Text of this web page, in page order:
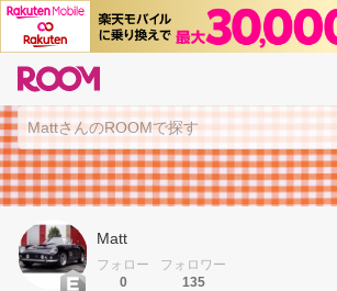
Matt
フォロー
0
フォロワー
135